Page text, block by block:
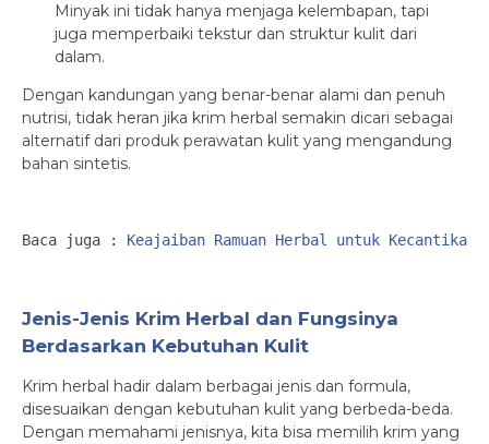
Minyak ini tidak hanya menjaga kelembapan, tapi
juga memperbaiki tekstur dan struktur kulit dari
dalam.
Dengan kandungan yang benar-benar alami dan penuh
nutrisi, tidak heran jika krim herbal semakin dicari sebagai
alternatif dari produk perawatan kulit yang mengandung
bahan sintetis.
Baca juga : Keajaiban Ramuan Herbal untuk
Jenis-Jenis Krim Herbal dan Fungsinya
Berdasarkan Kebutuhan Kulit
Krim herbal hadir dalam berbagai jenis dan formula,
disesuaikan dengan kebutuhan kulit yang berbeda-beda.
Dengan memahami jenisnya, kita bisa memilih krim yang